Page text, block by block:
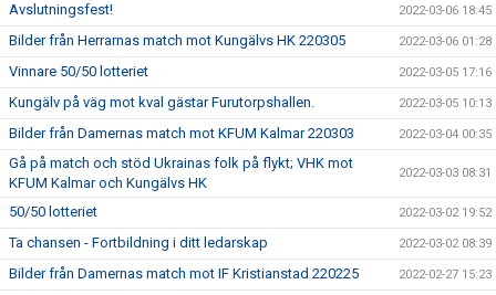
Avslutningsfest! 2022-03-06 18:45
Bilder från Herrarnas match mot Kungälvs HK 220305 2022-03-06 01:28
Vinnare 50/50 lotteriet 2022-03-05 17:16
Kungälv på väg mot kval gästar Furutorpshallen. 2022-03-05 10:13
Bilder från Damernas match mot KFUM Kalmar 220303 2022-03-04 00:35
Gå på match och stöd Ukrainas folk på flykt; VHK mot
KFUM Kalmar och Kungälvs HK
2022-03-03 08:31
50/50 lotteriet 2022-03-02 19:52
Ta chansen - Fortbildning i ditt ledarskap 2022-03-02 08:39
Bilder från Damernas match mot IF Kristianstad 220225 2022-02-27 15:23